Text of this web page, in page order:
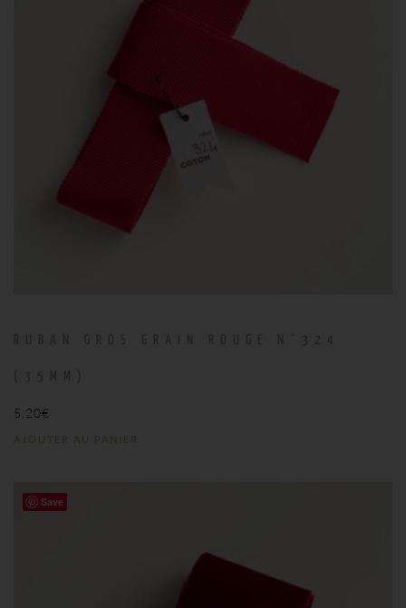
5,20€
AJOUTER AU PANIER
Save